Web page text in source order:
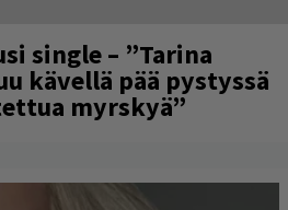
single – ”Tarina
kävellä pää pystyssä
myrskyä”